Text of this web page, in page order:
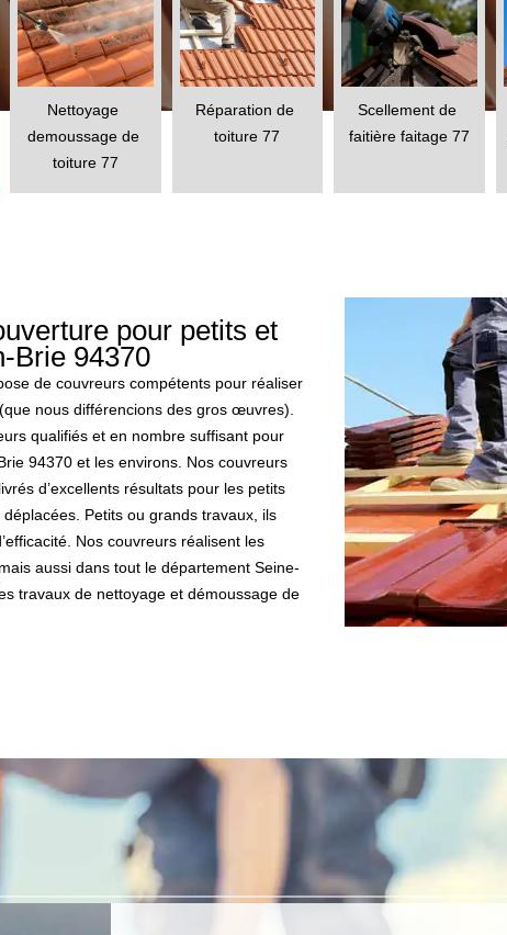
Nettoyage
demoussage de
toiture 77
Réparation de
toiture 77
Scellement de
faitière faitage 77
pour petits et
Brie 94370
de couvreurs compétents pour réaliser
nous différencions des gros œuvres).
qualifiés et en nombre suffisant pour
94370 et les environs. Nos couvreurs
d’excellents résultats pour les petits
Petits ou grands travaux, ils
Nos couvreurs réalisent les
aussi dans tout le département Seine-
travaux de nettoyage et démoussage de